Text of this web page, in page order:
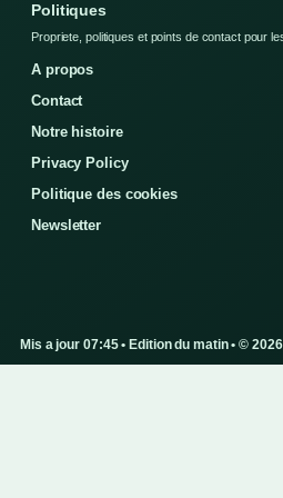
Politiques
Propriete, politiques et points de contact pour
A propos
Contact
Notre histoire
Privacy Policy
Politique des cookies
Newsletter
Mis a jour 07:45 • Edition du matin • ©